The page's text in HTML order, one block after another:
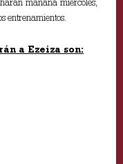
mañana miércoles,
entrenamientos.
a Ezeiza son: